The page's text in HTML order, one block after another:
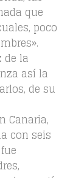
que
poco
de la
así la
de su
Canaria,
con seis